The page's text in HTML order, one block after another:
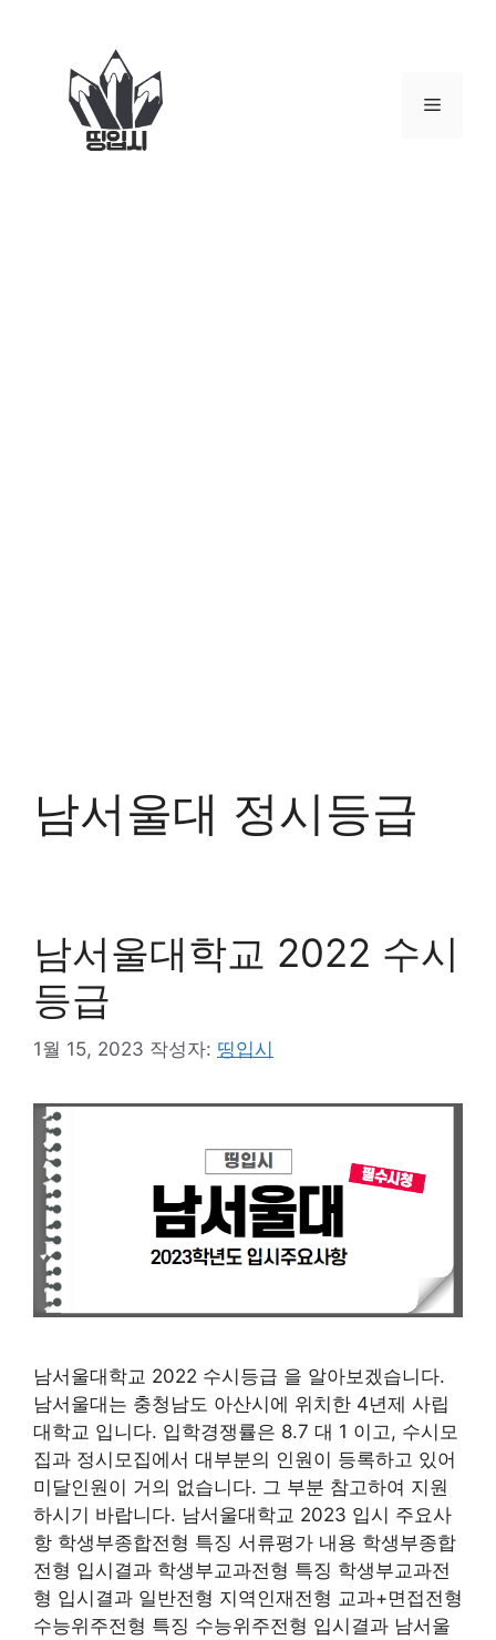
메
남서울대 정시등급
남서울대학교 2022 수시
등급
1월 15, 2023 작성자: 띵입시
남서울대학교 2022 수시등급 을 알아보겠습니다.
남서울대는 충청남도 아산시에 위치한 4년제 사립
대학교 입니다. 입학경쟁률은 8.7 대 1 이고, 수시모
집과 정시모집에서 대부분의 인원이 등록하고 있어
미달인원이 거의 없습니다. 그 부분 참고하여 지원
하시기 바랍니다. 남서울대학교 2023 입시 주요사
항 학생부종합전형 특징 서류평가 내용 학생부종합
전형 입시결과 학생부교과전형 특징 학생부교과전
형 입시결과 일반전형 지역인재전형 교과+면접전형
수능위주전형 특징 수능위주전형 입시결과 남서울